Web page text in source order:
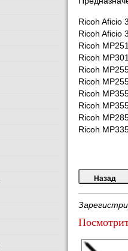
Ricoh Aficio
Ricoh Aficio
Ricoh
Ricoh
Ricoh
Ricoh
Ricoh
Ricoh
Ricoh
Ricoh